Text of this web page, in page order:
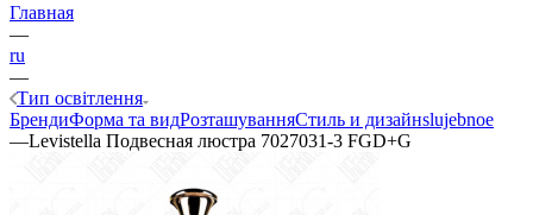
Главная
—
ru
—
Тип освітлення
БрендиФорма та видРозташуванняСтиль и дизайнslujebnoe
—Levistella Подвесная люстра 7027031-3 FGD+G